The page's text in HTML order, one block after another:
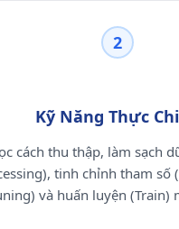
2
Kỹ Năng Thực
cách thu thập, làm sạch
tinh chỉnh tham số
và huấn luyện (Train)